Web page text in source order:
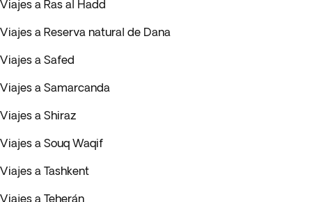
Viajes a Ras al Hadd
Viajes a Reserva natural de Dana
Viajes a Safed
Viajes a Samarcanda
Viajes a Shiraz
Viajes a Souq Waqif
Viajes a Tashkent
Viajes a Teherán